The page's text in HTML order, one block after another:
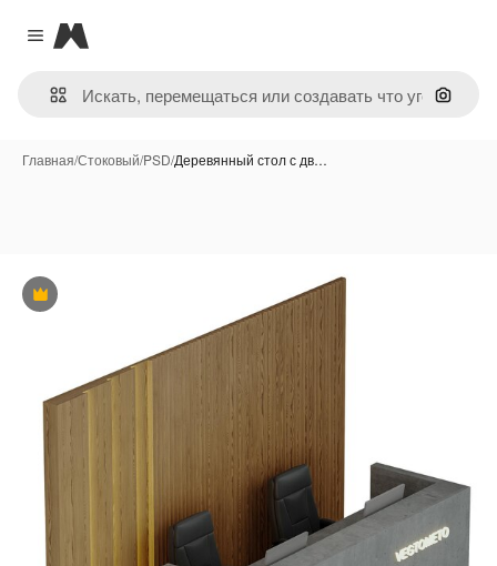
Close menu
Magnific
Поиск
Главная/Стоковый/PSD/Деревянный стол с дв…
Премиум